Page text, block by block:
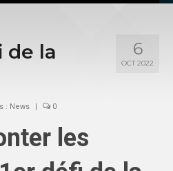
6
OCT 2022
de la
: News | 0
les